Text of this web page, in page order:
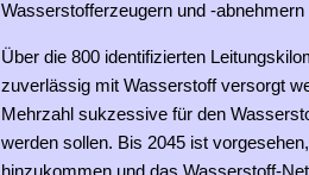
Wasserstofferzeugern und -
Über die 800 identifizierten
zuverlässig mit Wasserstoff versorgt
Mehrzahl sukzessive für den
werden sollen. Bis 2045 ist